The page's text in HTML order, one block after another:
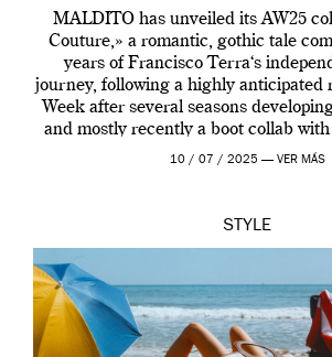
MALDITO has unveiled its AW25
Couture,» a romantic, gothic tale
years of Francisco Terra‘s
journey, following a highly anticipated
Week after several seasons
and mostly recently a boot collab
Melissa. This fashion show is a
10 / 07 / 2025 — VER MÁS
STYLE